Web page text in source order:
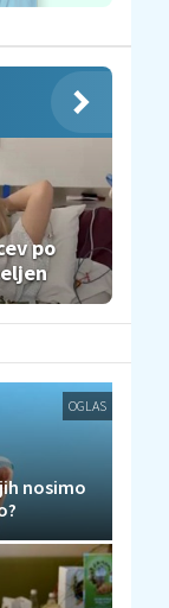
po
OGLAS
nosimo